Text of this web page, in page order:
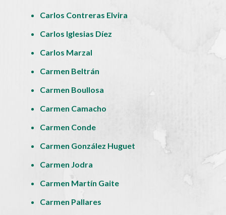
Carlos Contreras Elvira
Carlos Iglesias Díez
Carlos Marzal
Carmen Beltrán
Carmen Boullosa
Carmen Camacho
Carmen Conde
Carmen González Huguet
Carmen Jodra
Carmen Martín Gaite
Carmen Pallares